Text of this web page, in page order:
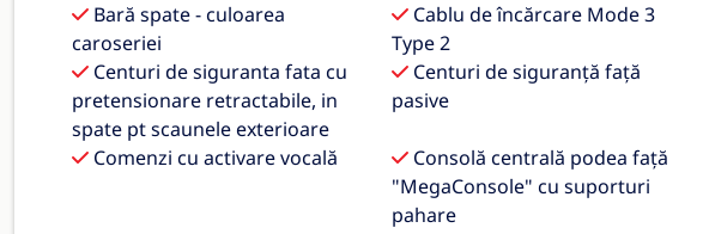
Bară spate - culoarea
caroseriei
Cablu de încărcare Mode 3
Type 2
Centuri de siguranta fata cu
pretensionare retractabile, in
spate pt scaunele exterioare
Centuri de siguranță față
pasive
Comenzi cu activare vocală
Consolă centrală podea față
"MegaConsole" cu suporturi
pahare